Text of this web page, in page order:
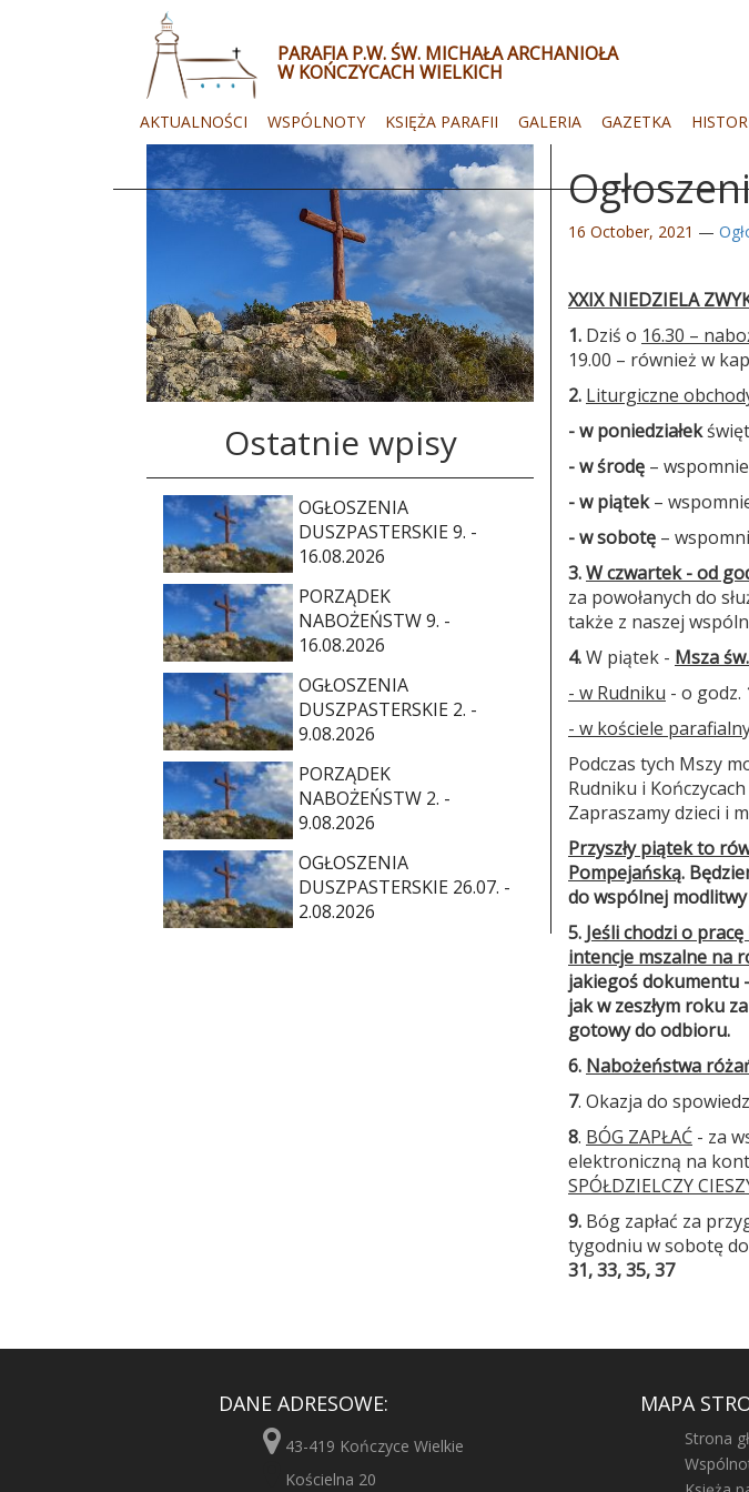
PARAFIA P.W. ŚW. MICHAŁA ARCHANIOŁA
W KOŃCZYCACH WIELKICH
WSPÓLNOTY KSIĘŻA PARAFII GALERIA GAZETKA
AKTUALNOŚCI
16 October, 2021 —
XXIX NIEDZIELA
1. Dziś o 16.30 –
19.00 – również w
2. Liturgiczne
- w poniedziałek
- w środę –
- w piątek–
- w sobotę –
3.W czwartek - od
za powołanych do
także z naszej
4.W piątek - Msza
- w Rudniku - o godz.
- w kościele
Podczas tych Mszy
Rudniku i
Zapraszamy dzieci i
Przyszły piątek to
Pompejańską.
do wspólnej
5. Jeśli chodzi o
intencje mszalne na
jakiegoś dokumentu
jak w zeszłym roku
gotowy do odbioru.
6. Nabożeństwa
7. Okazja do
8. BÓG ZAPŁAĆ - za
elektroniczną na
SPÓŁDZIELCZY
9. Bóg zapłać za
tygodniu w sobotę
31, 33, 35, 37
Ostatnie wpisy
OGŁOSZENIA
DUSZPASTERSKIE 9. -
16.08.2026
PORZĄDEK
NABOŻEŃSTW 9. -
16.08.2026
OGŁOSZENIA
DUSZPASTERSKIE 2. -
9.08.2026
PORZĄDEK
NABOŻEŃSTW 2. -
9.08.2026
OGŁOSZENIA
DUSZPASTERSKIE 26.07. -
2.08.2026
DANE ADRESOWE:
43-419 Kończyce Wielkie
Kościelna 20
MAPA
Strona